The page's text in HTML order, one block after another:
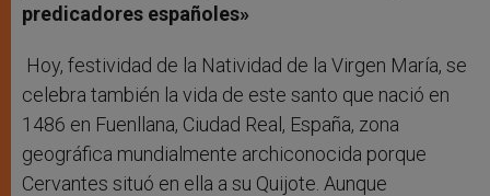
predicadores españoles»
Hoy, festividad de la Natividad de la Virgen María, se
celebra también la vida de este santo que nació en
1486 en Fuenllana, Ciudad Real, España, zona
geográfica mundialmente archiconocida porque
Cervantes situó en ella a su Quijote. Aunque